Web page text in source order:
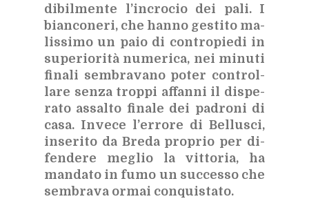
di­bil­men­te l’in­cro­cio dei pali. I
bian­co­ne­ri, che han­no ge­sti­to ma­
lis­si­mo un paio di con­tro­pie­di in
su­pe­rio­ri­tà nu­me­ri­ca, nei mi­nu­ti
fi­na­li sem­bra­va­no po­ter con­trol­
la­re sen­za trop­pi af­fan­ni il di­spe­
ra­to as­sal­to fi­na­le dei pa­dro­ni di
casa. In­ve­ce l’er­ro­re di Bel­lu­sci,
in­se­ri­to da Bre­da pro­prio per di­
fen­de­re me­glio la vit­to­ria, ha
man­da­to in fumo un suc­ces­so che
sem­bra­va or­mai con­qui­sta­to.